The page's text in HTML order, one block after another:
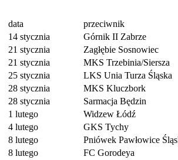
data
przeciwnik
14 stycznia
Górnik II Zabrze
21 stycznia
Zagłębie Sosnowiec
21 stycznia
MKS Trzebinia/Siersza
25 stycznia
LKS Unia Turza Śląska
28 stycznia
MKS Kluczbork
28 stycznia
Sarmacja Będzin
1 lutego
Widzew Łódź
4 lutego
GKS Tychy
8 lutego
Pniówek Pawłowice
8 lutego
FC Gorodeya